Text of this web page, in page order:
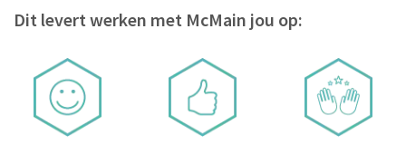
Dit levert werken met McMain jou op: